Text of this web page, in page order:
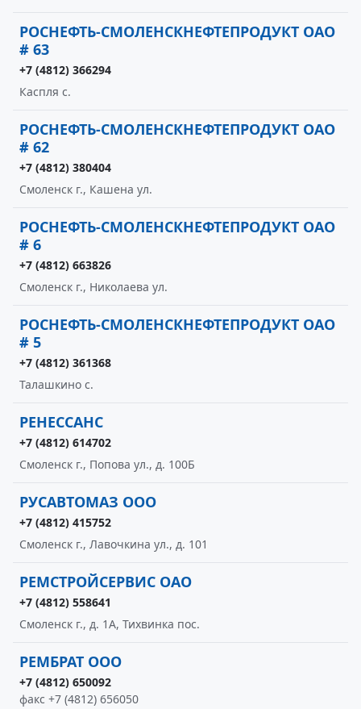
РОСНЕФТЬ-СМОЛЕНСКНЕФТЕПРОДУКТ ОАО
# 63
+7 (4812) 366294
Каспля с.
РОСНЕФТЬ-СМОЛЕНСКНЕФТЕПРОДУКТ ОАО
# 62
+7 (4812) 380404
Смоленск г., Кашена ул.
РОСНЕФТЬ-СМОЛЕНСКНЕФТЕПРОДУКТ ОАО
# 6
+7 (4812) 663826
Смоленск г., Николаева ул.
РОСНЕФТЬ-СМОЛЕНСКНЕФТЕПРОДУКТ ОАО
# 5
+7 (4812) 361368
Талашкино с.
РЕНЕССАНС
+7 (4812) 614702
Смоленск г., Попова ул., д. 100Б
РУСАВТОМАЗ ООО
+7 (4812) 415752
Смоленск г., Лавочкина ул., д. 101
РЕМСТРОЙСЕРВИС ОАО
+7 (4812) 558641
Смоленск г., д. 1А, Тихвинка пос.
РЕМБРАТ ООО
+7 (4812) 650092
факс +7 (4812) 656050